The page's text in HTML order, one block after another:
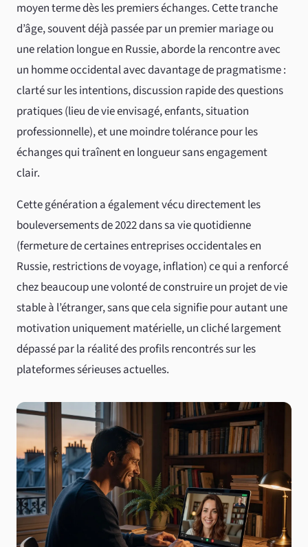
moyen terme dès les premiers échanges. Cette tranche
d’âge, souvent déjà passée par un premier mariage ou
une relation longue en Russie, aborde la rencontre avec
un homme occidental avec davantage de pragmatisme :
clarté sur les intentions, discussion rapide des questions
pratiques (lieu de vie envisagé, enfants, situation
professionnelle), et une moindre tolérance pour les
échanges qui traînent en longueur sans engagement
clair.
Cette génération a également vécu directement les
bouleversements de 2022 dans sa vie quotidienne
(fermeture de certaines entreprises occidentales en
Russie, restrictions de voyage, inflation) ce qui a renforcé
chez beaucoup une volonté de construire un projet de vie
stable à l’étranger, sans que cela signifie pour autant une
motivation uniquement matérielle, un cliché largement
dépassé par la réalité des profils rencontrés sur les
plateformes sérieuses actuelles.